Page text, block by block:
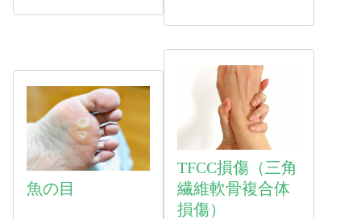
魚の目
TFCC損傷（三角
繊維軟骨複合体
損傷）